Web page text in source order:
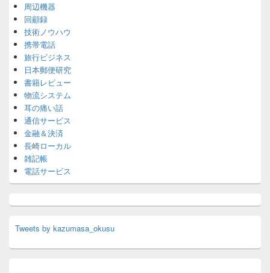
周辺機器
回顧録
技術ノウハウ
携帯電話
旅行ビジネス
日本郵便研究
書籍レビュー
物流システム
耳の痛い話
通信サービス
金融＆決済
長崎ローカル
雑記帳
電話サービス
Tweets by kazumasa_okusu